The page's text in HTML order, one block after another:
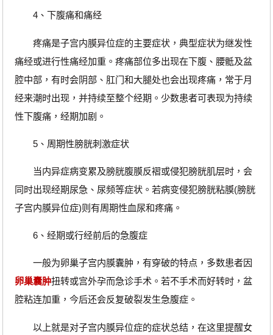
4、下腹痛和痛经
疼痛是子宫内膜异位症的主要症状，典型症状为继发性
痛经或进行性痛经加重。疼痛部位多出现在下腹、腰骶及盆
腔中部，有时会阴部、肛门和大腿处也会出现疼痛，常于月
经来潮时出现，并持续至整个经期。少数患者可表现为持续
性下腹痛，经期加剧。
5、周期性膀胱刺激症状
当内异症病变累及膀胱腹膜反褶或侵犯膀胱肌层时，会
同时出现经期尿急、尿频等症状。若病变侵犯膀胱粘膜(膀胱
子宫内膜异位症)则有周期性血尿和疼痛。
6、经期或行经前后的急腹症
一般为卵巢子宫内膜囊肿，有穿破的特点，多数患者因
卵巢囊肿扭转或宫外孕而急诊手术。若不手术而好转时，盆
腔粘连加重，今后还会反复破裂发生急腹症。
以上就是对子宫内膜异位症的症状总结，在这里提醒女